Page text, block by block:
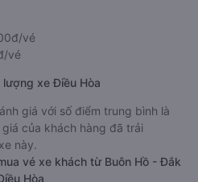
vé
vé
xe Điều Hòa
giá với số điểm trung bình là
của khách hàng đã trải
này.
vé xe khách từ Buôn Hồ - Đắk
Hòa